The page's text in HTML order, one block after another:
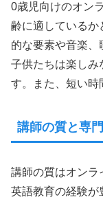
0歳児向けのオン
齢に適しているか
的な要素や音楽、
子供たちは楽しみ
す。また、短い時
講師の質と専
講師の質はオンラ
英語教育の経験が